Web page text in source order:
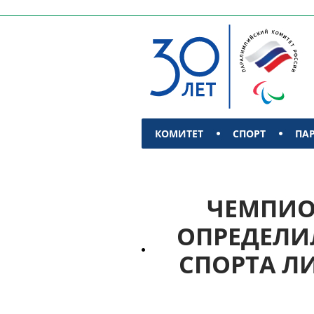
КОМИТЕТ СПОРТ
СПОРТА